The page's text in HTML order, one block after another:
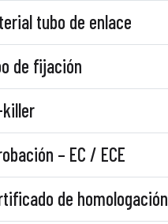
tubo de enlace
de fijación
killer
– EC / ECE
de homologación